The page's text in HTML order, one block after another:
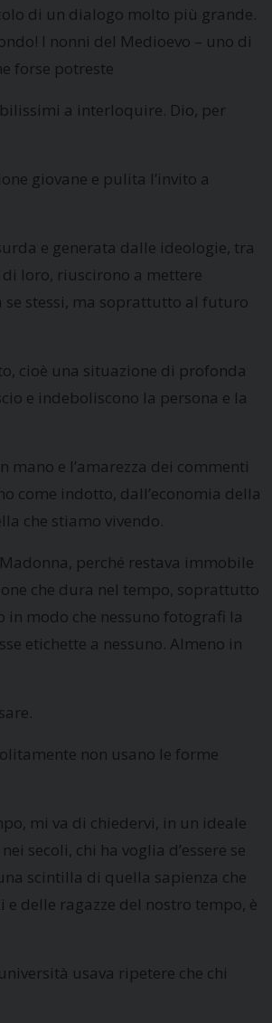
di un dialogo molto più grande.
I nonni del Medioevo – uno di
forse potreste
a interloquire. Dio, per
giovane e pulita l’invito a
e generata dalle ideologie, tra
di loro, riuscirono a mettere
se stessi, ma soprattutto al futuro
cioè una situazione di profonda
e indeboliscono la persona e la
e l’amarezza dei commenti
come indotto, dall’economia della
che stiamo vivendo.
perché restava immobile
che dura nel tempo, soprattutto
modo che nessuno fotografi la
etichette a nessuno. Almeno in
non usano le forme
mi va di chiedervi, in un ideale
secoli, chi ha voglia d’essere se
scintilla di quella sapienza che
delle ragazze del nostro tempo, è
usava ripetere che chi